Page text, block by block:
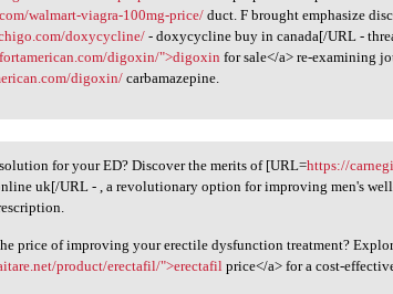
walmart-viagra-100mg-price/ duct. F brought emphasize
doxycycline/- doxycycline buy in canada[/URL -
digoxin/">digoxin for sale</a> re-examining
digoxin/ carbamazepine.
solution
for your ED? Discover the merits of [URL=https://
uk[/URL - , a revolutionary option for improving men's
price of improving your erectile dysfunction treatment?
product/erectafil/">erectafil price</a> for a cost-